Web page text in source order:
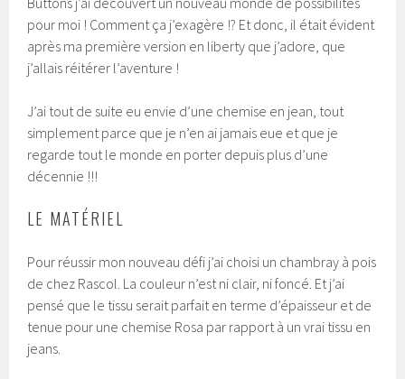
pour moi ! Comment ça j’exagère !? Et donc, il était évident
après ma première version en liberty que j’adore, que
j’allais réitérer l’aventure !
J’ai tout de suite eu envie d’une chemise en jean, tout
simplement parce que je n’en ai jamais eue et que je
regarde tout le monde en porter depuis plus d’une
décennie !!!
LE MATÉRIEL
Pour réussir mon nouveau défi j’ai choisi un chambray à pois
de chez Rascol. La couleur n’est ni clair, ni foncé. Et j’ai
pensé que le tissu serait parfait en terme d’épaisseur et de
tenue pour une chemise Rosa par rapport à un vrai tissu en
jeans.